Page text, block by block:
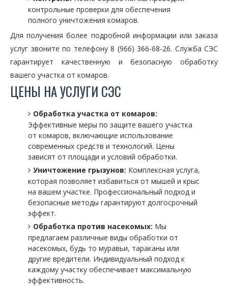
контрольные проверки для обеспечения
полного уничтожения комаров.
Для получения более подробной информации или заказа
услуг звоните по телефону 8 (966) 366-68-26. Служба СЭС
гарантирует качественную и безопасную обработку
вашего участка от комаров.
ЦЕНЫ НА УСЛУГИ СЭС
Обработка участка от комаров:
Эффективные меры по защите вашего участка
от комаров, включающие использование
современных средств и технологий. Цены
зависят от площади и условий обработки.
Уничтожение грызунов: Комплексная услуга,
которая позволяет избавиться от мышей и крыс
на вашем участке. Профессиональный подход и
безопасные методы гарантируют долгосрочный
эффект.
Обработка против насекомых: Мы
предлагаем различные виды обработки от
насекомых, будь то муравьи, тараканы или
другие вредители. Индивидуальный подход к
каждому участку обеспечивает максимальную
эффективность.